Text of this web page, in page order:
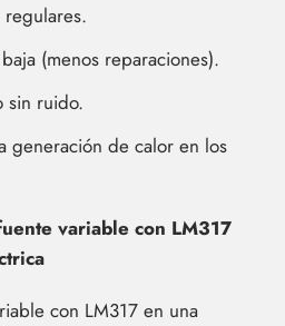
(menos reparaciones).
sin ruido.
generación de calor en los
variable con LM317
con LM317 en una